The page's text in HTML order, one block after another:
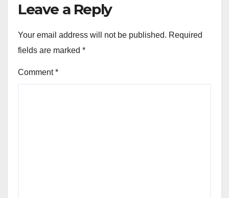
Leave a Reply
Your email address will not be published. Required
fields are marked *
Comment*